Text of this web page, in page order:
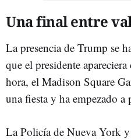
Una final entre
La presencia de Trump se
que el presidente
hora, el Madison Square
una fiesta y ha empezado a
La Policía de Nueva York